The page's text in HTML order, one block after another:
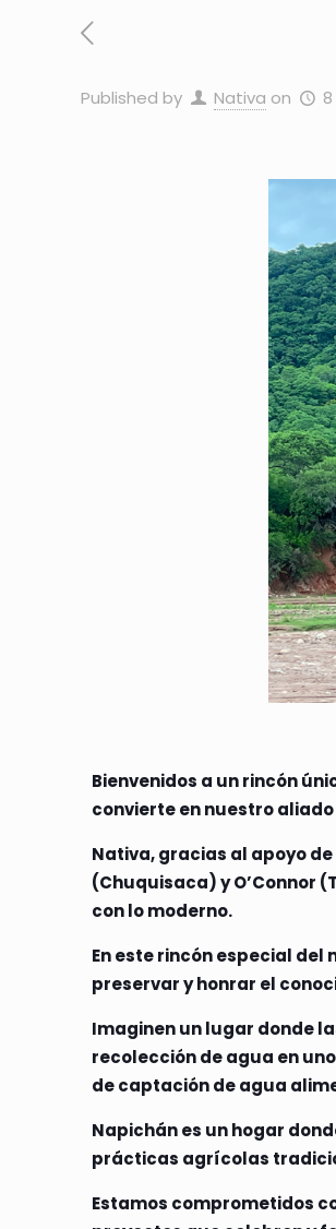
Published by Nativa on
Bienvenidos a un rincón
convierte en nuestro
Nativa, gracias al apoyo
(Chuquisaca) y O’Connor
con lo moderno.
En este rincón especial
preservar y honrar el
Imaginen un lugar donde
recolección de agua en
de captación de agua
Napichán es un hogar
prácticas agrícolas
Estamos comprometidos